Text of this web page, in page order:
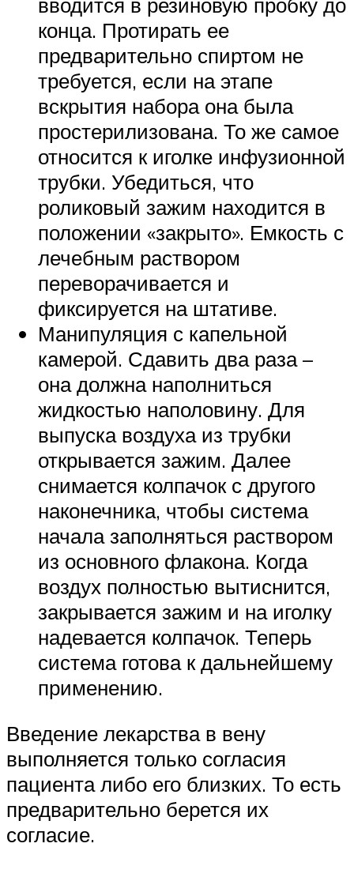
конца. Протирать ее
предварительно спиртом не
требуется, если на этапе
вскрытия набора она была
простерилизована. То же самое
относится к иголке инфузионной
трубки. Убедиться, что
роликовый зажим находится в
положении «закрыто». Емкость с
лечебным раствором
переворачивается и
фиксируется на штативе.
Манипуляция с капельной
камерой. Сдавить два раза –
она должна наполниться
жидкостью наполовину. Для
выпуска воздуха из трубки
открывается зажим. Далее
снимается колпачок с другого
наконечника, чтобы система
начала заполняться раствором
из основного флакона. Когда
воздух полностью вытиснится,
закрывается зажим и на иголку
надевается колпачок. Теперь
система готова к дальнейшему
применению.
Введение лекарства в вену
выполняется только согласия
пациента либо его близких. То есть
предварительно берется их
согласие.